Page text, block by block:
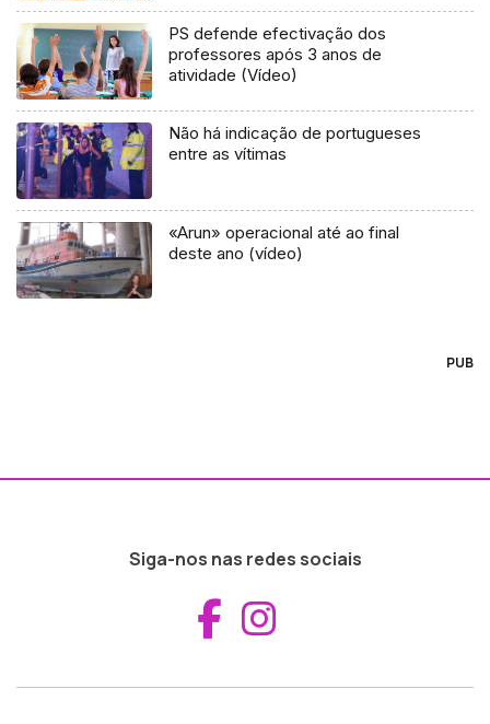
PS defende efectivação dos
professores após 3 anos de
atividade (Vídeo)
Não há indicação de portugueses
entre as vítimas
«Arun» operacional até ao final
deste ano (vídeo)
PUB
Siga-nos nas redes sociais
Aceder ao